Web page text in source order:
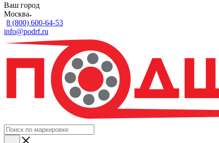
Ваш город
Москва
8 (800) 600-64-53
info@podrf.ru